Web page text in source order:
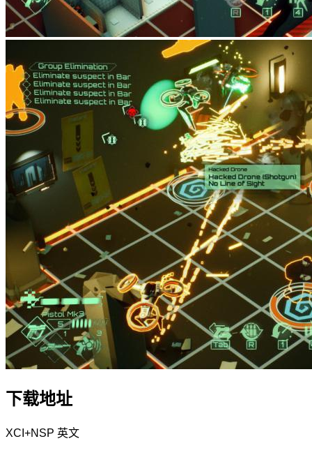
下载地址
XCI+NSP 英文